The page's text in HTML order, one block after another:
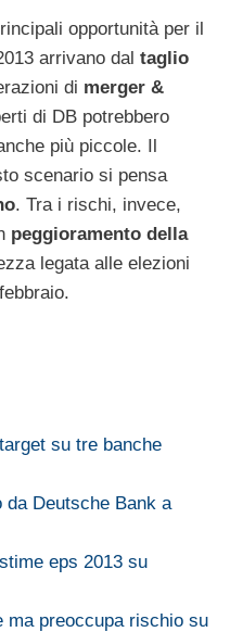
opportunità per il
arrivano dal taglio
di merger &
di DB potrebbero
più piccole. Il
scenario si pensa
. Tra i rischi, invece,
peggioramento della
legata alle elezioni
su tre banche
da Deutsche Bank a
eps 2013 su
ma preoccupa rischio su